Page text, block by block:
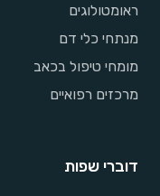
ראומטולוגים
מנתחי כלי דם
מומחי טיפול בכאב
מרכזים רפואיים
דוברי שפות